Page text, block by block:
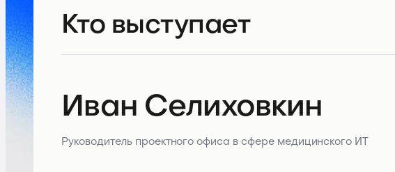
Кто выступает
Иван Селиховкин
Руководитель проектного офиса в сфере медицинского ИТ